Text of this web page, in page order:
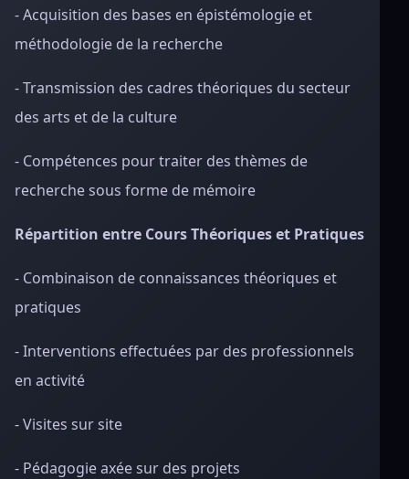
- Acquisition des bases en épistémologie et
méthodologie de la recherche
- Transmission des cadres théoriques du secteur
des arts et de la culture
- Compétences pour traiter des thèmes de
recherche sous forme de mémoire
Répartition entre Cours Théoriques et Pratiques
- Combinaison de connaissances théoriques et
pratiques
- Interventions effectuées par des professionnels
en activité
- Visites sur site
- Pédagogie axée sur des projets